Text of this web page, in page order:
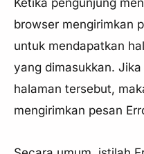
Ketika pengunjung
browser mengirimkan
untuk mendapatkan
yang dimasukkan.
halaman tersebut,
mengirimkan pesan